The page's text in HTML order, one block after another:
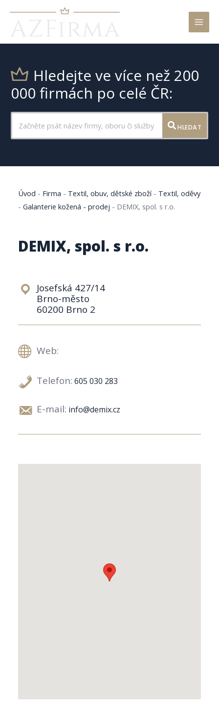
Hledejte ve více než 200
000 firmách po celé ČR:
HLEDAT
Úvod - Firma - Textil, obuv, dětské zboží- Textil, oděvy
-Galanterie kožená - prodej - DEMIX, spol. s r.o.
DEMIX, spol. s r.o.
Josefská 427/14
Brno-město
60200 Brno 2
Web:
Telefon: 605 030 283
E-mail: info@demix.cz